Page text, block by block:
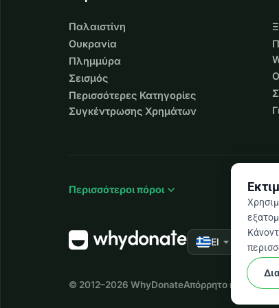
Παλαιστίνη
Ουκρανία
Πλημμύρα
Σεισμός
Περισσότερες Κατηγορίες
Συγκέντρωσης Χρημάτων
Περισσότεροι πόροιexpand_more
El arrow_drop_down
© 2012–2026 WhyDonateΑπόρρητο και cookies